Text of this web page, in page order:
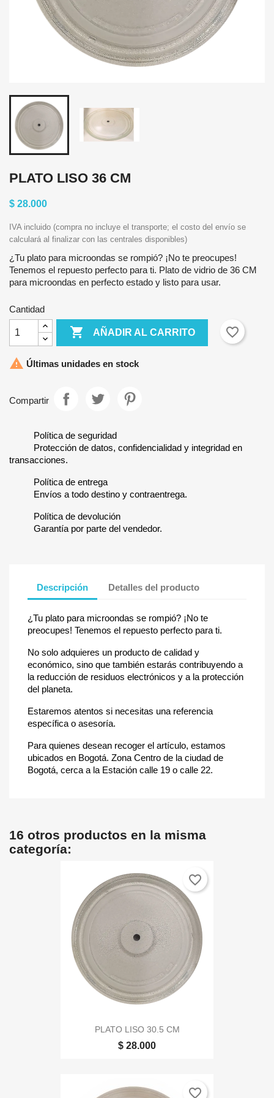
PLATO LISO 36 CM
$ 28.000
IVA incluido (compra no incluye el transporte; el costo del envío se
calculará al finalizar con las centrales disponibles)
¿Tu plato para microondas se rompió? ¡No te preocupes!
Tenemos el repuesto perfecto para ti. Plato de vidrio de 36 CM
para microondas en perfecto estado y listo para usar.
Cantidad
 AÑADIR AL CARRITO favorite_border
 Últimas unidades en stock
Compartir
Política de seguridad
Protección de datos, confidencialidad y integridad en
transacciones.
Política de entrega
Envíos a todo destino y contraentrega.
Política de devolución
Garantía por parte del vendedor.
Descripción Detalles del producto
¿Tu plato para microondas se rompió? ¡No te
preocupes! Tenemos el repuesto perfecto para ti.
No solo adquieres un producto de calidad y
económico, sino que también estarás contribuyendo a
la reducción de residuos electrónicos y a la protección
del planeta.
Estaremos atentos si necesitas una referencia
específica o asesoría.
Para quienes desean recoger el artículo, estamos
ubicados en Bogotá. Zona Centro de la ciudad de
Bogotá, cerca a la Estación calle 19 o calle 22.
16 otros productos en la misma
categoría:
PLATO LISO 30.5 CM
$ 28.000
favorite_border
favorite_border